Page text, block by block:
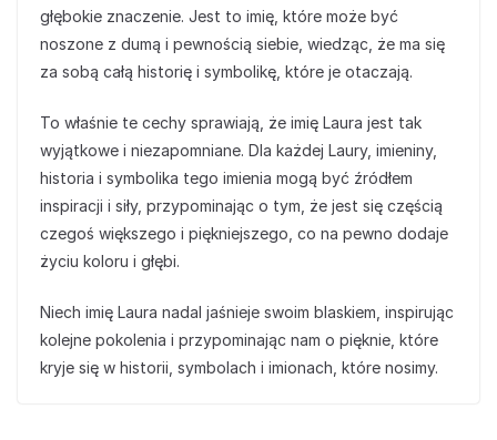
głębokie znaczenie. Jest to imię, które może być
noszone z dumą i pewnością siebie, wiedząc, że ma się
za sobą całą historię i symbolikę, które je otaczają.
To właśnie te cechy sprawiają, że imię Laura jest tak
wyjątkowe i niezapomniane. Dla każdej Laury, imieniny,
historia i symbolika tego imienia mogą być źródłem
inspiracji i siły, przypominając o tym, że jest się częścią
czegoś większego i piękniejszego, co na pewno dodaje
życiu koloru i głębi.
Niech imię Laura nadal jaśnieje swoim blaskiem, inspirując
kolejne pokolenia i przypominając nam o pięknie, które
kryje się w historii, symbolach i imionach, które nosimy.